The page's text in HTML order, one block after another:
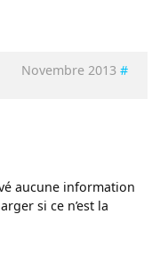
Novembre 2013 #
aucune information
si ce n’est la